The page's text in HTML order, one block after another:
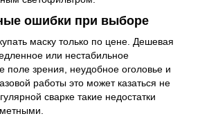
ошибки при выборе
маску только по цене. Дешевая
или нестабильное
поле зрения, неудобное оголовье и
работы это может казаться не
сварке такие недостатки